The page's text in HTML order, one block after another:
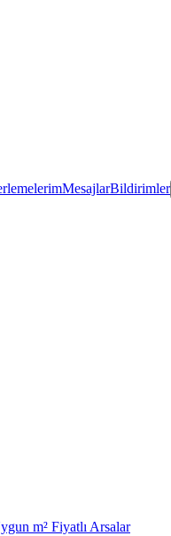
MesajlarBildirimler
m² Fiyatlı Arsalar